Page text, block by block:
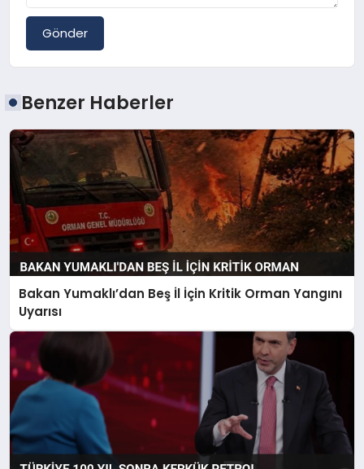
Gönder
Benzer Haberler
Bakan Yumaklı’dan Beş İl İçin Kritik Orman Yangını
Uyarısı